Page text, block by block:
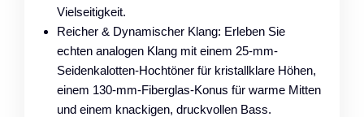
Vielseitigkeit.
Reicher & Dynamischer Klang: Erleben Sie
echten analogen Klang mit einem 25-mm-
Seidenkalotten-Hochtöner für kristallklare Höhen,
einem 130-mm-Fiberglas-Konus für warme Mitten
und einem knackigen, druckvollen Bass.